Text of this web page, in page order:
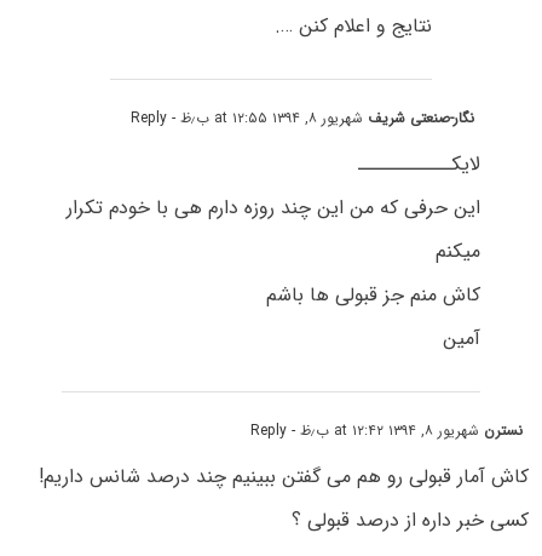
نتایج و اعلام کنن ….
نگار-صنعتی شریف شهریور ۸, ۱۳۹۴ at ۱۲:۵۵ ب٫ظ - Reply
لایکـــــــــــ
این حرفی که من این چند روزه دارم هی با خودم تکرار
میکنم
کاش منم جز قبولی ها باشم
آمین
نسترن شهریور ۸, ۱۳۹۴ at ۱۲:۴۲ ب٫ظ - Reply
کاش آمار قبولی رو هم می گفتن ببینیم چند درصد شانس داریم!
کسی خبر داره از درصد قبولی ؟